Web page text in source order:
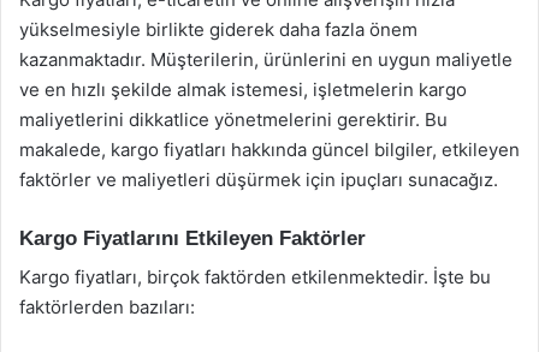
yükselmesiyle birlikte giderek daha fazla önem
kazanmaktadır. Müşterilerin, ürünlerini en uygun maliyetle
ve en hızlı şekilde almak istemesi, işletmelerin kargo
maliyetlerini dikkatlice yönetmelerini gerektirir. Bu
makalede, kargo fiyatları hakkında güncel bilgiler, etkileyen
faktörler ve maliyetleri düşürmek için ipuçları sunacağız.
Kargo Fiyatlarını Etkileyen Faktörler
Kargo fiyatları, birçok faktörden etkilenmektedir. İşte bu
faktörlerden bazıları: